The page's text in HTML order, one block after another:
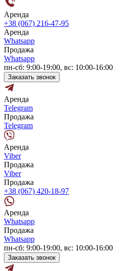
Аренда
+38 (067) 216-47-95
Аренда
Whatsapp
Продажа
Whatsapp
пн-сб: 9:00-19:00, вс: 10:00-16:00
Заказать звонок
Аренда
Telegram
Продажа
Telegram
Аренда
Viber
Продажа
Viber
Продажа
+38 (067) 420-18-97
Аренда
Whatsapp
Продажа
Whatsapp
пн-сб: 9:00-19:00, вс: 10:00-16:00
Заказать звонок